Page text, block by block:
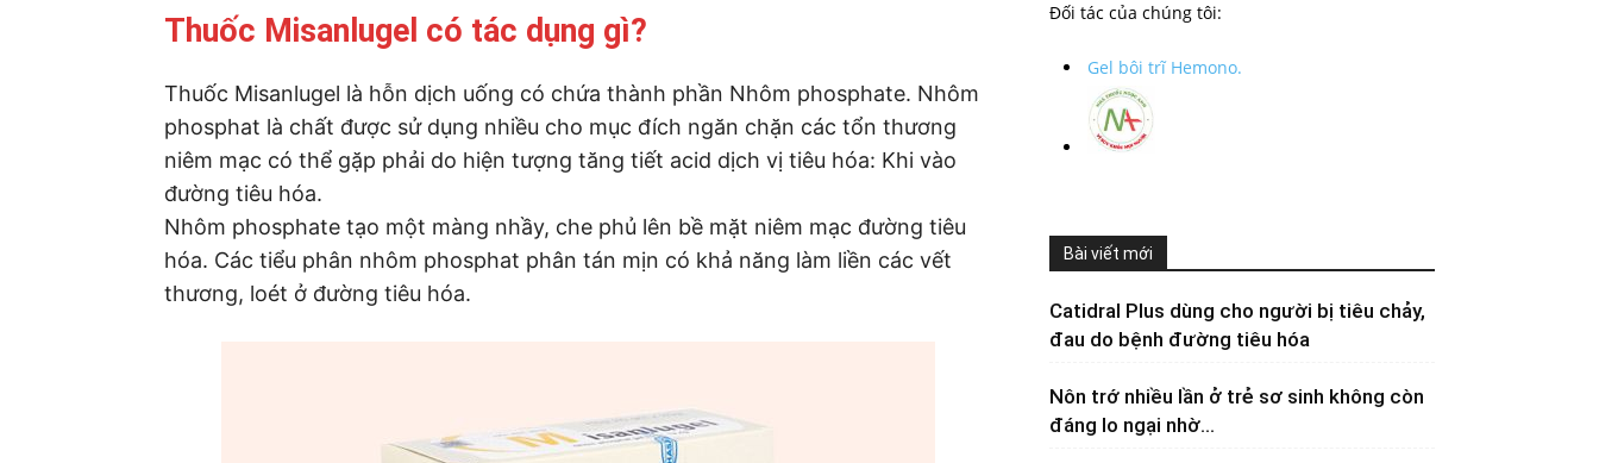
Thuốc Misanlugel có tác dụng gì?
Thuốc Misanlugel là hỗn dịch uống có chứa thành phần Nhôm phosphate. Nhôm
phosphat là chất được sử dụng nhiều cho mục đích ngăn chặn các tổn thương
niêm mạc có thể gặp phải do hiện tượng tăng tiết acid dịch vị tiêu hóa: Khi vào
đường tiêu hóa.
Nhôm phosphate tạo một màng nhầy, che phủ lên bề mặt niêm mạc đường tiêu
hóa. Các tiểu phân nhôm phosphat phân tán mịn có khả năng làm liền các vết
thương, loét ở đường tiêu hóa.
Đối tác của chúng tôi:
Gel bôi trĩ Hemono.
Bài viết mới
Catidral Plus dùng cho người bị tiêu chảy,
đau do bệnh đường tiêu hóa
Nôn trớ nhiều lần ở trẻ sơ sinh không còn
đáng lo ngại nhờ...